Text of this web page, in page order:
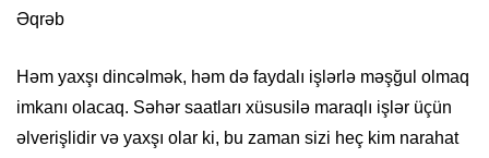
Əqrəb
Həm yaxşı dincəlmək, həm də faydalı işlərlə məşğul olmaq
imkanı olacaq. Səhər saatları xüsusilə maraqlı işlər üçün
əlverişlidir və yaxşı olar ki, bu zaman sizi heç kim narahat